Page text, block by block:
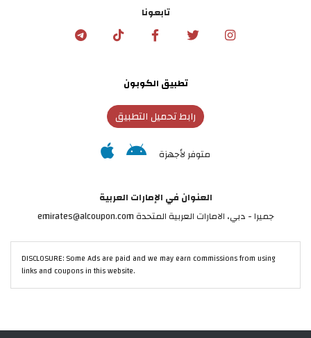
تابعونا
تطبيق الكوبون
رابط تحميل التطبيق
متوفر لأجهزة
العنوان في الإمارات العربية
جميرا - دبي، الامارات العربية المتحدة emirates@alcoupon.com
DISCLOSURE: Some Ads are paid and we may earn commissions from using
links and coupons in this website.